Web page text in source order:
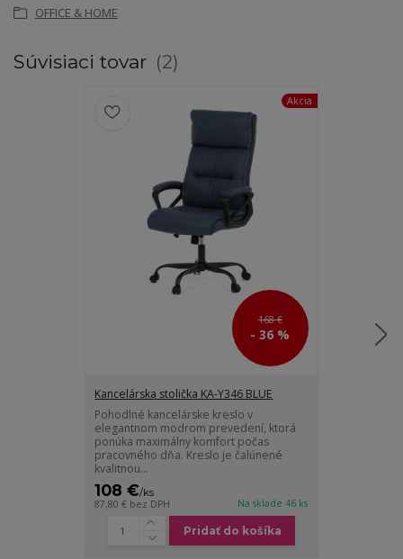
OFFICE & HOME
Súvisiaci tovar 2
Akcia
168 €
- 36 %
Kancelárska stolička KA-Y346 BLUE
Pohodlné kancelárske kreslo v
elegantnom modrom prevedení, ktorá
ponúka maximálny komfort počas
pracovného dňa. Kreslo je čalúnené
kvalitnou...
108 €/ks
87,80 € bez DPH Na sklade 46 ks
Pridať do košíka